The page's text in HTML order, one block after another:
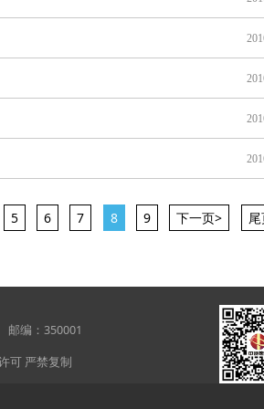
5 6 7 8 9 下一页>
楼21层 邮编：350001
可 严禁复制